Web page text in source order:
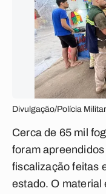
Divulgação/Polícia Militar
Cerca de 65 mil
foram
fiscalização feitas
estado. O material